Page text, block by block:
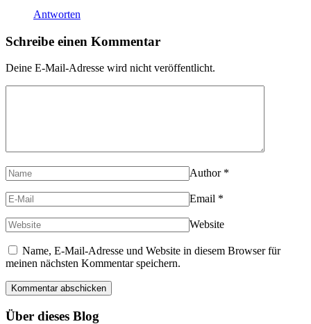
Antworten
Schreibe einen Kommentar
Deine E-Mail-Adresse wird nicht veröffentlicht.
Author *
Email *
Website
Name, E-Mail-Adresse und Website in diesem Browser für
meinen nächsten Kommentar speichern.
Über dieses Blog